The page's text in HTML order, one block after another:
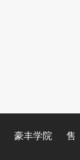
豪丰学院 售